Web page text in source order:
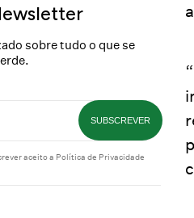
sobre tudo o que se
aceito a Política de Privacidade